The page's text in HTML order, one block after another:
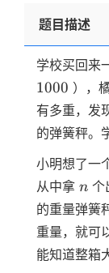
题目描述
学校买回来
1000 ），
有多重，发
的弹簧秤。
小明想了一
从中拿 n
n 个
的重量弹簧
重量，就可
能知道整箱